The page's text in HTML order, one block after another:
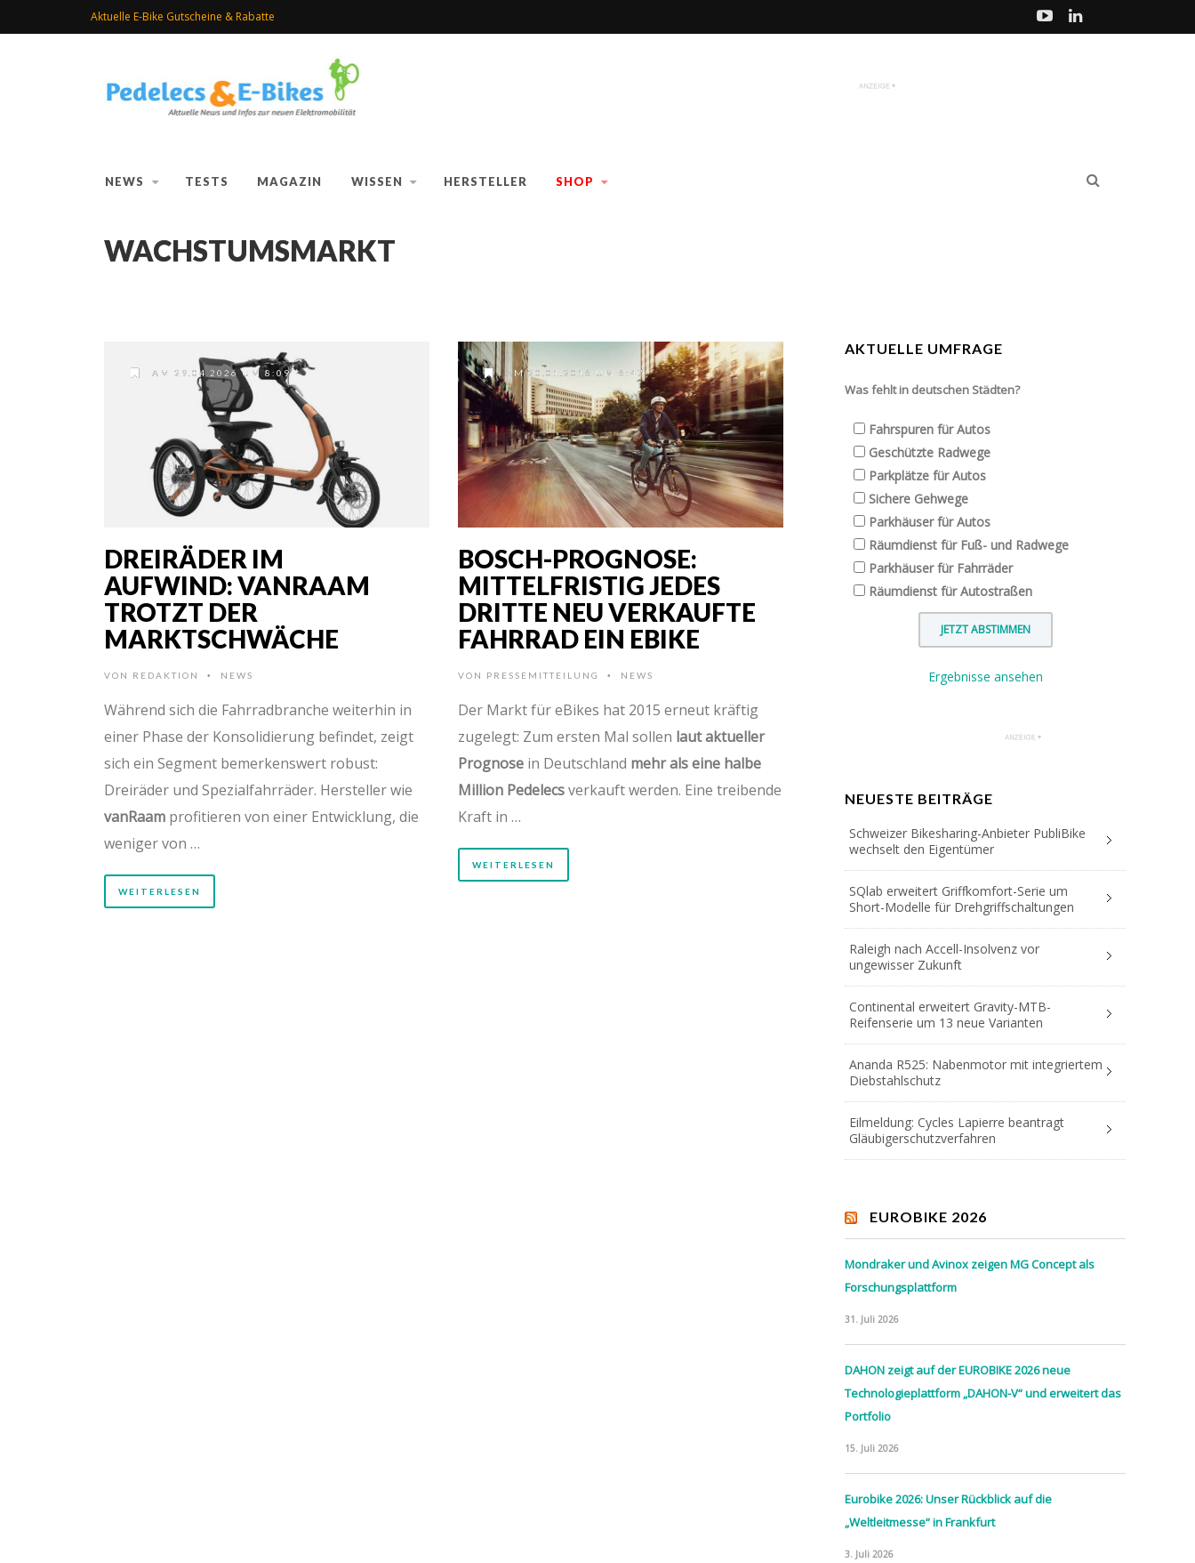
Aktuelle E-Bike Gutscheine & Rabatte
NEWS TESTS MAGAZIN WISSEN HERSTELLER SHOP
WACHSTUMSMARKT
AM 29.04.2026 UM 8:09
DREIRÄDER IM
AUFWIND: VANRAAM
TROTZT DER
MARKTSCHWÄCHE
VON REDAKTION • NEWS
Während sich die Fahrradbranche weiterhin in
einer Phase der Konsolidierung befindet, zeigt
sich ein Segment bemerkenswert robust:
Dreiräder und Spezialfahrräder. Hersteller wie
vanRaam profitieren von einer Entwicklung, die
weniger von …
WEITERLESEN
AM 20.01.2016 UM 6:47
BOSCH-PROGNOSE:
MITTELFRISTIG JEDES
DRITTE NEU VERKAUFTE
FAHRRAD EIN EBIKE
VON PRESSEMITTEILUNG • NEWS
Der Markt für eBikes hat 2015 erneut kräftig
zugelegt: Zum ersten Mal sollen laut aktueller
Prognose in Deutschland mehr als eine halbe
Million Pedelecsverkauft werden. Eine treibende
Kraft in …
WEITERLESEN
AKTUELLE UMFRAGE
Was fehlt in deutschen Städten?
Fahrspuren für Autos
Geschützte Radwege
Parkplätze für Autos
Sichere Gehwege
Parkhäuser für Autos
Räumdienst für Fuß- und Radwege
Parkhäuser für Fahrräder
Räumdienst für Autostraßen
Ergebnisse ansehen
NEUESTE BEITRÄGE
Schweizer Bikesharing-Anbieter PubliBike
wechselt den Eigentümer
SQlab erweitert Griffkomfort-Serie um
Short-Modelle für Drehgriffschaltungen
Raleigh nach Accell-Insolvenz vor
ungewisser Zukunft
Continental erweitert Gravity-MTB-
Reifenserie um 13 neue Varianten
Ananda R525: Nabenmotor mit integriertem
Diebstahlschutz
Eilmeldung: Cycles Lapierre beantragt
Gläubigerschutzverfahren
EUROBIKE 2026
Mondraker und Avinox zeigen MG Concept als
Forschungsplattform
31. Juli 2026
DAHON zeigt auf der EUROBIKE 2026 neue
Technologieplattform „DAHON-V“ und erweitert das
Portfolio
15. Juli 2026
Eurobike 2026: Unser Rückblick auf die
„Weltleitmesse“ in Frankfurt
3. Juli 2026